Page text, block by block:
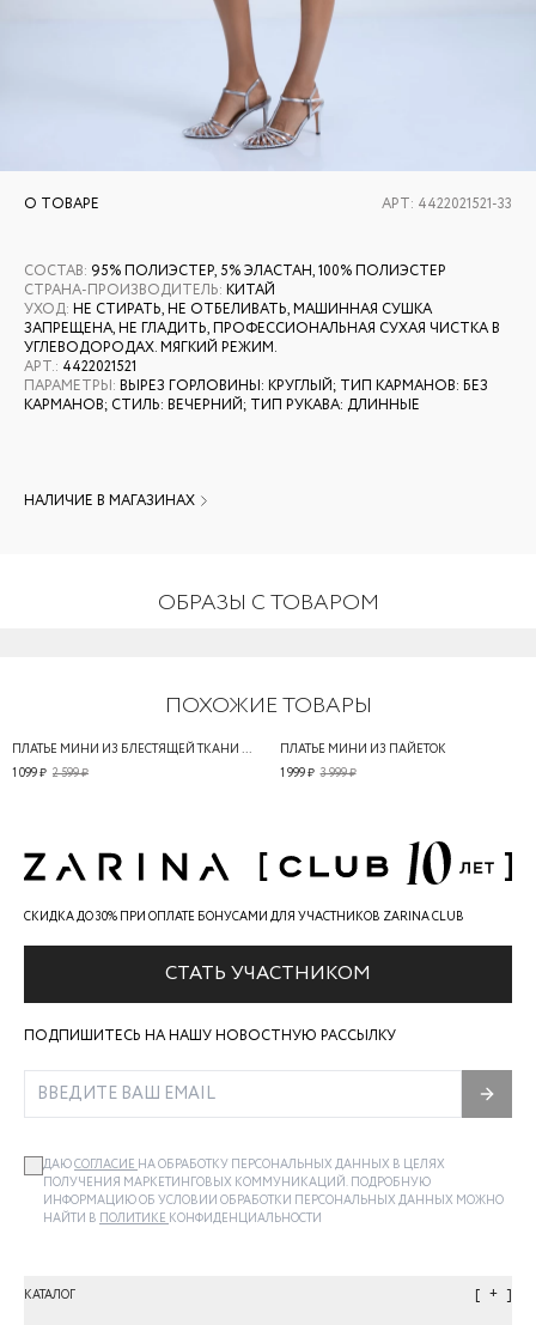
О ТОВАРЕ АРТ: 4422021521-33
СОСТАВ: 95% ПОЛИЭСТЕР, 5% ЭЛАСТАН, 100% ПОЛИЭСТЕР
СТРАНА-ПРОИЗВОДИТЕЛЬ: КИТАЙ
УХОД: НЕ СТИРАТЬ, НЕ ОТБЕЛИВАТЬ, МАШИННАЯ СУШКА
ЗАПРЕЩЕНА, НЕ ГЛАДИТЬ, ПРОФЕССИОНАЛЬНАЯ СУХАЯ ЧИСТКА В
УГЛЕВОДОРОДАХ. МЯГКИЙ РЕЖИМ.
АРТ.: 4422021521
ПАРАМЕТРЫ: ВЫРЕЗ ГОРЛОВИНЫ: КРУГЛЫЙ; ТИП КАРМАНОВ: БЕЗ
КАРМАНОВ; СТИЛЬ: ВЕЧЕРНИЙ; ТИП РУКАВА: ДЛИННЫЕ
НАЛИЧИЕ В МАГАЗИНАХ
ОБРАЗЫ С ТОВАРОМ
ПОХОЖИЕ ТОВАРЫ
ПЛАТЬЕ МИНИ ИЗ БЛЕСТЯЩЕЙ ТКАНИ С УЗЛОМ
2 599 ₽
1 099 ₽
ПЛАТЬЕ МИНИ ИЗ ПАЙЕТОК
3 999 ₽
1 999 ₽
СКИДКА ДО 30% ПРИ ОПЛАТЕ БОНУСАМИ ДЛЯ УЧАСТНИКОВ ZARINA CLUB
СТАТЬ УЧАСТНИКОМ
ПОДПИШИТЕСЬ НА НАШУ НОВОСТНУЮ РАССЫЛКУ
ДАЮСОГЛАСИЕ НА ОБРАБОТКУ ПЕРСОНАЛЬНЫХ ДАННЫХ В ЦЕЛЯХ
ПОЛУЧЕНИЯ МАРКЕТИНГОВЫХ КОММУНИКАЦИЙ. ПОДРОБНУЮ
ИНФОРМАЦИЮ ОБ УСЛОВИИ ОБРАБОТКИ ПЕРСОНАЛЬНЫХ ДАННЫХ МОЖНО
НАЙТИ В ПОЛИТИКЕ КОНФИДЕНЦИАЛЬНОСТИ
КАТАЛОГ +